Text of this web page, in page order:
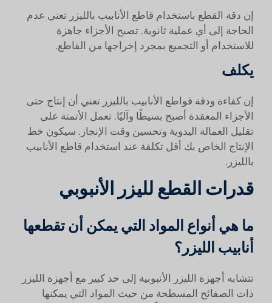
إن دقة القطع باستخدام قاطع الأنابيب بالليزر تعني عدم
الحاجة إلى أي عملية ثانوية. تصبح الأجزاء جاهزة
للاستخدام أو التجميع بمجرد إخراجها من القاطع.
يكلف
إن كفاءة ودقة قواطع الأنابيب بالليزر تعني أن إنتاج حتى
الأجزاء المعقدة أصبح بسيطًا وآليًا. تعمل الأتمتة على
تقليل العمالة اليدوية وتحسين وقت الإنجاز. سيكون خط
الإنتاج الخاص بك أقل تكلفة عند استخدام قاطع الأنابيب
بالليزر.
قدرات القطع لليزر الأنبوبي
ما هي أنواع المواد التي يمكن أن تقطعها
أنابيب الليزر؟
تتشابه أجهزة الليزر الأنبوبية إلى حد كبير مع أجهزة الليزر
ذات الصفائح المسطحة من حيث المواد التي يمكنها